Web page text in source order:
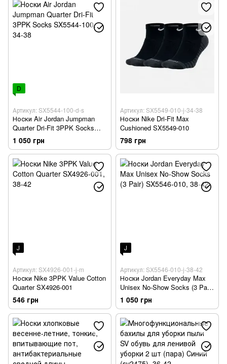
D
Артикул: SX5544-100-d-s
Носки Air Jordan Jumpman
Quarter Dri-Fit 3PPK Socks
SX5544-100
1 050 грн
Артикул: SX5549-010-j-34-38
Носки Nike Dri-Fit Max
Cushioned SX5549-010
798 грн
J
Артикул: SX4926-001-j-m
Носки Nike 3PPK Value Cotton
Quarter SX4926-001
546 грн
J
Артикул: SX5546-010-j-38-42
Носки Jordan Everyday Max
Unisex No-Show Socks (3 Pair)
SX5546-010
1 050 грн